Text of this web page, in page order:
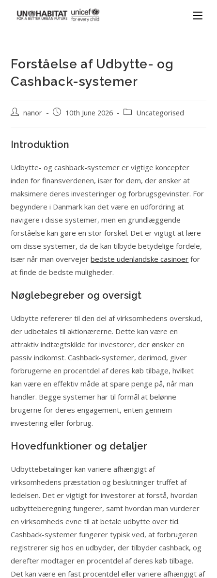
Forståelse af Udbytte- og
Cashback-systemer
nanor 10th June 2026 Uncategorised
Introduktion
Udbytte- og cashback-systemer er vigtige koncepter
inden for finansverdenen, især for dem, der ønsker at
maksimere deres investeringer og forbrugsgevinster. For
begyndere i Danmark kan det være en udfordring at
navigere i disse systemer, men en grundlæggende
forståelse kan gøre en stor forskel. Det er vigtigt at lære
om disse systemer, da de kan tilbyde betydelige fordele,
især når man overvejerbedste udenlandske casinoer for
at finde de bedste muligheder.
Nøglebegreber og oversigt
Udbytte refererer til den del af virksomhedens overskud,
der udbetales til aktionærerne. Dette kan være en
attraktiv indtægtskilde for investorer, der ønsker en
passiv indkomst. Cashback-systemer, derimod, giver
forbrugerne en procentdel af deres køb tilbage, hvilket
kan være en effektiv måde at spare penge på, når man
handler. Begge systemer har til formål at belønne
brugerne for deres engagement, enten gennem
investering eller forbrug.
Hovedfunktioner og detaljer
Udbyttebetalinger kan variere afhængigt af
virksomhedens præstation og beslutninger truffet af
ledelsen. Det er vigtigt for investorer at forstå, hvordan
udbytteberegning fungerer, samt hvordan man vurderer
en virksomheds evne til at betale udbytte over tid.
Cashback-systemer fungerer typisk ved, at forbrugeren
registrerer sig hos en udbyder, der tilbyder cashback, og
derefter modtager en procentdel af deres køb tilbage.
Det kan være en fast procentdel eller variere afhængigt af